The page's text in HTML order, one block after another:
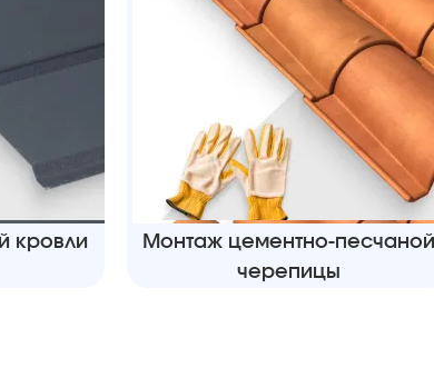
кровли
Монтаж цементно-песчаной
черепицы